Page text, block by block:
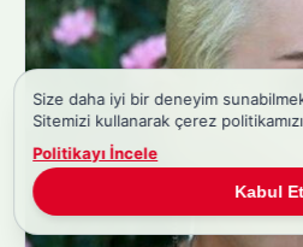
Size daha iyi bir deneyim
Sitemizi kullanarak çerez
Politikayı İncele
Kabul Et